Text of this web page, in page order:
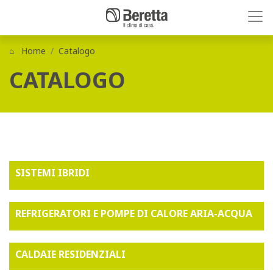
Home Catalogo
CATALOGO
SISTEMI IBRIDI
REFRIGERATORI E POMPE DI CALORE ARIA-ACQUA
CALDAIE RESIDENZIALI